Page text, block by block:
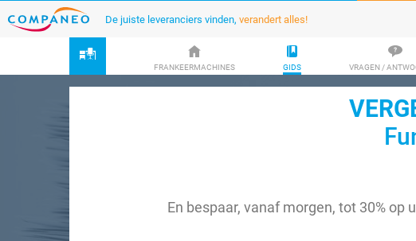
De juiste leveranciers vinden, verandert alles!
FRANKEERMACHINES GIDS VRAGEN /
En bespaar, vanaf morgen, tot 30% op